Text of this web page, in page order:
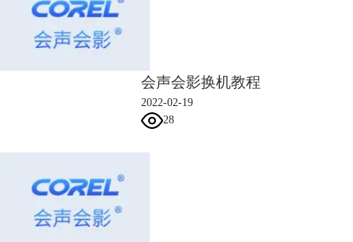
会声会影换机教程
2022-02-19
28